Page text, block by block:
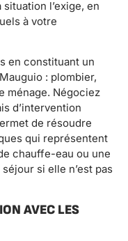
l’exige, en
à votre
en constituant un
: plombier,
ménage. Négociez
d’intervention
de résoudre
qui représentent
chauffe-eau ou une
si elle n’est pas
AVEC LES